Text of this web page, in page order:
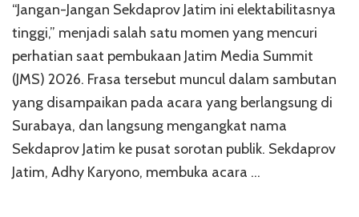
“Jangan-Jangan Sekdaprov Jatim ini elektabilitasnya
tinggi,” menjadi salah satu momen yang mencuri
perhatian saat pembukaan Jatim Media Summit
(JMS) 2026. Frasa tersebut muncul dalam sambutan
yang disampaikan pada acara yang berlangsung di
Surabaya, dan langsung mengangkat nama
Sekdaprov Jatim ke pusat sorotan publik. Sekdaprov
Jatim, Adhy Karyono, membuka acara …